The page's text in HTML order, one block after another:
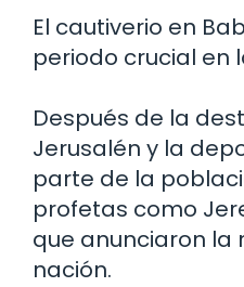
El cautiverio en
periodo crucial en
Después de la
Jerusalén y la
parte de la
profetas como
que anunciaron la
nación.